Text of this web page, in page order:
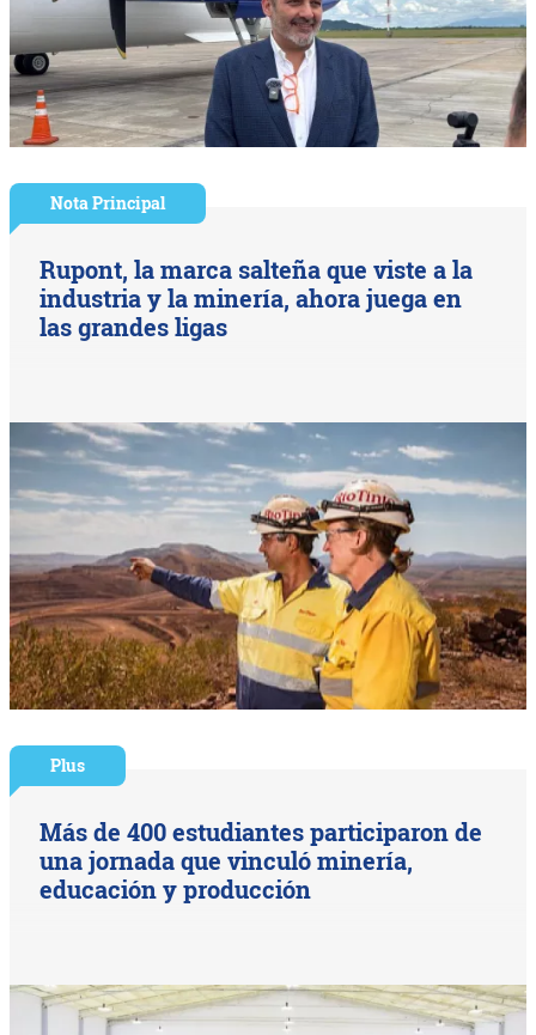
Nota Principal
Rupont, la marca salteña que viste a la
industria y la minería, ahora juega en
las grandes ligas
Plus
Más de 400 estudiantes participaron de
una jornada que vinculó minería,
educación y producción